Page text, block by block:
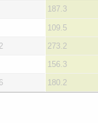
187.3
109.5
273.2
156.3
180.2